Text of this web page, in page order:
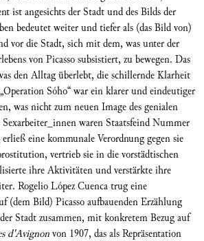
ist angesichts der Stadt und des Bilds der
bedeutet weiter und tiefer als (das Bild von)
vor die Stadt, sich mit dem, was unter der
von Picasso subsistiert, zu bewegen. Das
den Alltag überlebt, die schillernde Klarheit
Sóho“ war ein klarer und eindeutiger
was nicht zum neuen Image des genialen
waren Staatsfeind Nummer
eine kommunale Verordnung gegen sie
vertrieb sie in die vorstädtischen
ihre Aktivitäten und verstärkte ihre
Rogelio López Cuenca trug eine
(dem Bild) Picasso aufbauenden Erzählung
Stadt zusammen, mit konkretem Bezug auf
d'Avignonvon 1907, das als Repräsentation